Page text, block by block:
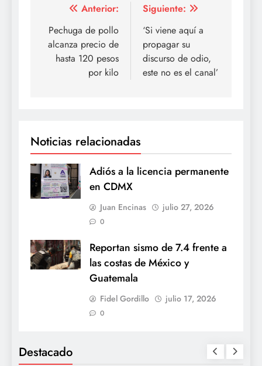
Navegación
de
entradas
Anterior:
Pechuga de pollo
alcanza precio de
hasta 120 pesos
por kilo
Siguiente:
‘Si viene aquí a
propagar su
discurso de odio,
este no es el canal’
Noticias relacionadas
Adiós a la licencia permanente
en CDMX
Juan Encinas julio 27, 2026
0
Reportan sismo de 7.4 frente a
las costas de México y
Guatemala
Fidel Gordillo julio 17, 2026
0
Destacado